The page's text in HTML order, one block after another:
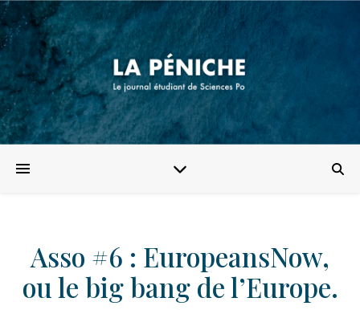
Asso #6 : EuropeansNow,
ou le big bang de l’Europe.